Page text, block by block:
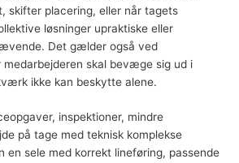
skifter placering, eller når tagets
løsninger upraktiske eller
Det gælder også ved
medarbejderen skal bevæge sig ud i
ikke kan beskytte alene.
inspektioner, mindre
på tage med teknisk komplekse
en sele med korrekt lineføring, passende